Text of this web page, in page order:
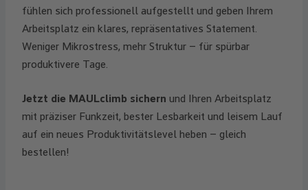
fühlen sich professionell aufgestellt und geben Ihrem
Arbeitsplatz ein klares, repräsentatives Statement.
Weniger Mikrostress, mehr Struktur – für spürbar
produktivere Tage.
Jetzt die MAULclimb sichern und Ihren Arbeitsplatz
mit präziser Funkzeit, bester Lesbarkeit und leisem Lauf
auf ein neues Produktivitätslevel heben – gleich
bestellen!